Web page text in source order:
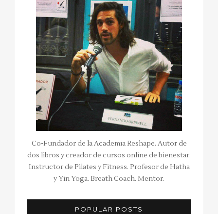
Co-Fundador de la Academia Reshape. Autor de
dos libros y creador de cursos online de bienestar.
Instructor de Pilates y Fitness. Profesor de Hatha
y Yin Yoga. Breath Coach. Mentor.
POPULAR POSTS